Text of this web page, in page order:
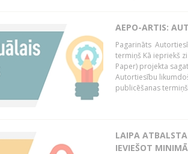
AEPO-ARTIS:
Pagarināts
termiņš Kā iepriekš
Paper) projekta
Autortiesību
publicēšanas
LAIPA
IEVIEŠOT